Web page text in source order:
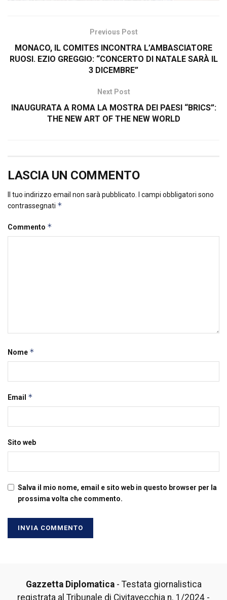
Previous Post
MONACO, IL COMITES INCONTRA L’AMBASCIATORE
RUOSI. EZIO GREGGIO: “CONCERTO DI NATALE SARÀ IL
3 DICEMBRE”
Next Post
INAUGURATA A ROMA LA MOSTRA DEI PAESI “BRICS”:
THE NEW ART OF THE NEW WORLD
LASCIA UN COMMENTO
Il tuo indirizzo email non sarà pubblicato. I campi obbligatori sono
contrassegnati *
Commento *
Nome *
Email *
Sito web
Salva il mio nome, email e sito web in questo browser per la
prossima volta che commento.
Gazzetta Diplomatica- Testata giornalistica
registrata al Tribunale di Civitavecchia n. 1/2024 -